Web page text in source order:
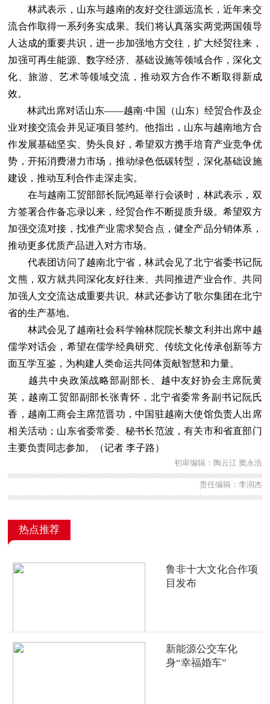
林武表示，山东与越南的友好交往源远流长，近年来交
流合作取得一系列务实成果。我们将认真落实两党两国领导
人达成的重要共识，进一步加强地方交往，扩大经贸往来，
加强可再生能源、数字经济、基础设施等领域合作，深化文
化、旅游、艺术等领域交流，推动双方合作不断取得新成
效。
林武出席对话山东——越南·中国（山东）经贸合作及企
业对接交流会并见证项目签约。他指出，山东与越南地方合
作发展基础坚实、势头良好，希望双方携手培育产业竞争优
势，开拓消费潜力市场，推动绿色低碳转型，深化基础设施
建设，推动互利合作走深走实。
在与越南工贸部部长阮鸿延举行会谈时，林武表示，双
方签署合作备忘录以来，经贸合作不断提质升级。希望双方
加强交流对接，找准产业需求契合点，健全产品分销体系，
推动更多优质产品进入对方市场。
代表团访问了越南北宁省，林武会见了北宁省委书记阮
文熊，双方就共同深化友好往来、共同推进产业合作、共同
加强人文交流达成重要共识。林武还参访了歌尔集团在北宁
省的生产基地。
林武会见了越南社会科学翰林院院长黎文利并出席中越
儒学对话会，希望在儒学经典研究、传统文化传承创新等方
面互学互鉴，为构建人类命运共同体贡献智慧和力量。
越共中央政策战略部副部长、越中友好协会主席阮黄
英，越南工贸部副部长张青怀，北宁省委常务副书记阮氏
香，越南工商会主席范晋功，中国驻越南大使馆负责人出席
相关活动；山东省委常委、秘书长范波，有关市和省直部门
主要负责同志参加。（记者 李子路）
初审编辑：陶云江 窦永浩
责任编辑：李润杰
热点推荐
鲁非十大文化合作项
目发布
新能源公交车化
身“幸福婚车”